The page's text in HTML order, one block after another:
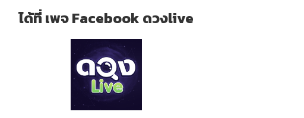
ได้ที่ เพจ Facebook ดวงlive